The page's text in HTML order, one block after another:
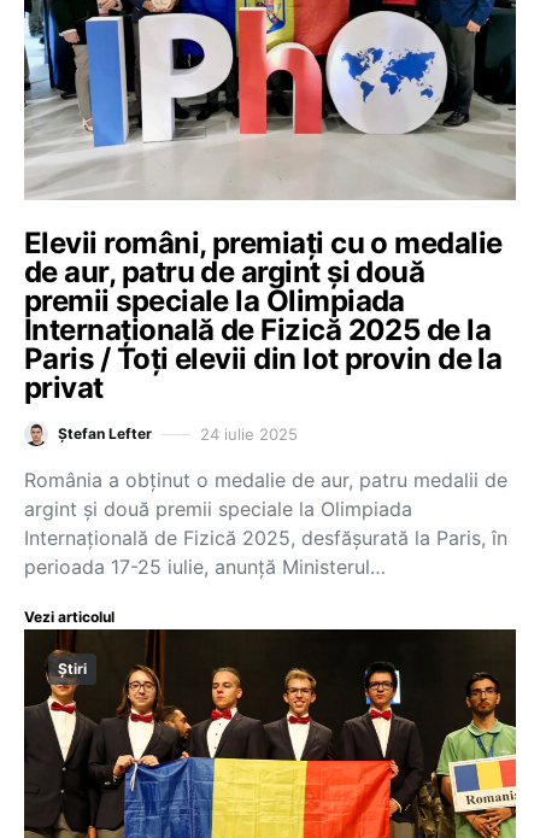
Elevii români, premiați cu o medalie
de aur, patru de argint și două
premii speciale la Olimpiada
Internațională de Fizică 2025 de la
Paris / Toți elevii din lot provin de la
privat
Ștefan Lefter 24 iulie 2025
România a obținut o medalie de aur, patru medalii de
argint și două premii speciale la Olimpiada
Internațională de Fizică 2025, desfășurată la Paris, în
perioada 17-25 iulie, anunță Ministerul…
Vezi articolul
Știri